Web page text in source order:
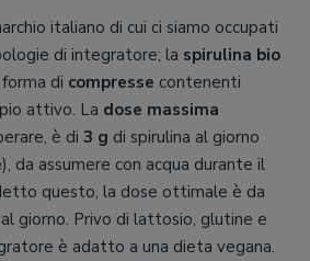
italiano di cui ci siamo occupati
di integratore; la spirulina bio
di compresse contenenti
attivo. La dose massima
è di 3 g di spirulina al giorno
), da assumere con acqua durante il
questo, la dose ottimale è da
giorno. Privo di lattosio, glutine e
è adatto a una dieta vegana.